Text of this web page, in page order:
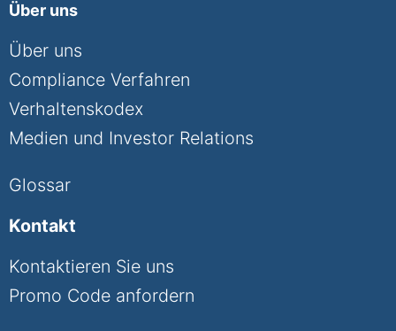
Über uns
Über uns
Compliance Verfahren
Verhaltenskodex
Medien und Investor Relations
Glossar
Kontakt
Kontaktieren Sie uns
Promo Code anfordern